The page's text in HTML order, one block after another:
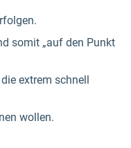
somit „auf den Punkt
extrem schnell
wollen.